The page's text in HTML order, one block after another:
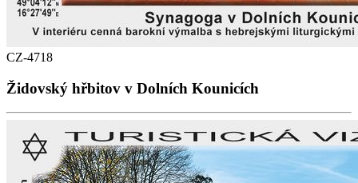
CZ-4718
Židovský hřbitov v Dolních Kounicích